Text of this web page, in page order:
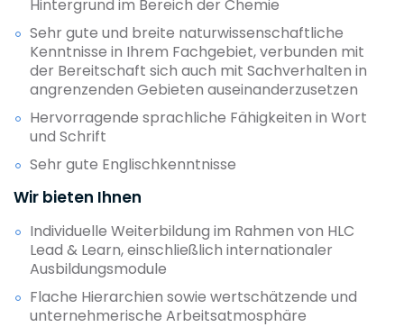
Hintergrund im Bereich der Chemie
Sehr gute und breite naturwissenschaftliche
Kenntnisse in Ihrem Fachgebiet, verbunden mit
der Bereitschaft sich auch mit Sachverhalten in
angrenzenden Gebieten auseinanderzusetzen
Hervorragende sprachliche Fähigkeiten in Wort
und Schrift
Sehr gute Englischkenntnisse
Wir bieten Ihnen
Individuelle Weiterbildung im Rahmen von HLC
Lead & Learn, einschließlich internationaler
Ausbildungsmodule
Flache Hierarchien sowie wertschätzende und
unternehmerische Arbeitsatmosphäre